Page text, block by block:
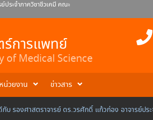
ระจำภาควิชาชีวเคมี คณะ
ศ สอนดา อาจารย์ประจำ
ประจำภาควิชาชีวเคมี
ร์การแพทย์
of Medical Science
หน่วยงาน ข่าวสาร
รองศาสตราจารย์ ดร.วรศักดิ์ แก้วก่อง อาจารย์ประ